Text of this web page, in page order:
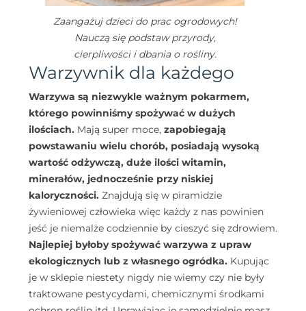
Zaangażuj dzieci do prac ogrodowych!
Nauczą się podstaw przyrody,
cierpliwości i dbania o rośliny.
Warzywnik dla każdego
Warzywa są niezwykle ważnym pokarmem,
którego powinniśmy spożywać w dużych
ilościach. Mają super moce, zapobiegają
powstawaniu wielu chorób, posiadają wysoką
wartość odżywczą, duże ilości witamin,
minerałów, jednocześnie przy niskiej
kaloryczności. Znajdują się w piramidzie
żywieniowej człowieka więc każdy z nas powinien
jeść je niemalże codziennie by cieszyć się zdrowiem.
Najlepiej byłoby spożywać warzywa z upraw
ekologicznych lub z własnego ogródka. Kupując
je w sklepie niestety nigdy nie wiemy czy nie były
traktowane pestycydami, chemicznymi środkami